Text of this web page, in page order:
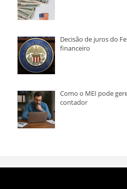
Decisão de juros do
financeiro
Como o MEI pode
contador